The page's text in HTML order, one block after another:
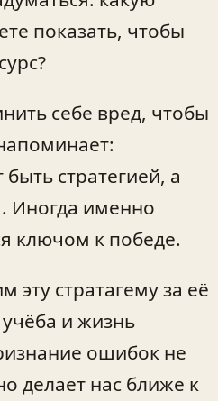
показать, чтобы
себе вред, чтобы
стратегией, а
Иногда именно
ключом к победе.
стратагему за её
и жизнь
ошибок не
делает нас ближе к